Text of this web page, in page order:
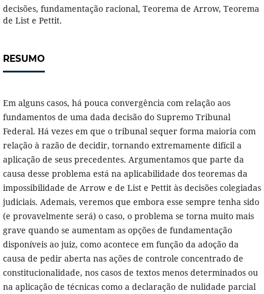
decisões, fundamentação racional, Teorema de Arrow, Teorema
de List e Pettit.
RESUMO
Em alguns casos, há pouca convergência com relação aos
fundamentos de uma dada decisão do Supremo Tribunal
Federal. Há vezes em que o tribunal sequer forma maioria com
relação à razão de decidir, tornando extremamente difícil a
aplicação de seus precedentes. Argumentamos que parte da
causa desse problema está na aplicabilidade dos teoremas da
impossibilidade de Arrow e de List e Pettit às decisões colegiadas
judiciais. Ademais, veremos que embora esse sempre tenha sido
(e provavelmente será) o caso, o problema se torna muito mais
grave quando se aumentam as opções de fundamentação
disponíveis ao juiz, como acontece em função da adoção da
causa de pedir aberta nas ações de controle concentrado de
constitucionalidade, nos casos de textos menos determinados ou
na aplicação de técnicas como a declaração de nulidade parcial